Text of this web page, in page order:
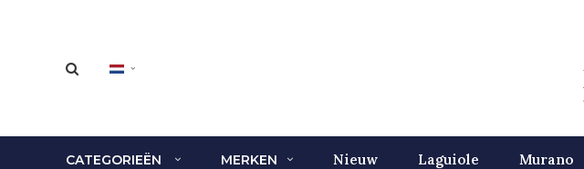
CATEGORIEËN MERKEN Nieuw Laguiole Murano